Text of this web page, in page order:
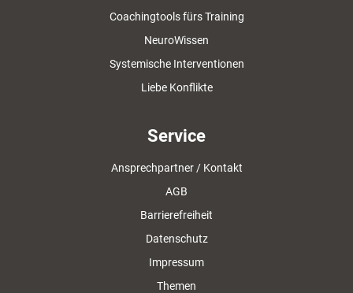
Coachingtools fürs Training
NeuroWissen
Systemische Interventionen
Liebe Konflikte
Service
Ansprechpartner / Kontakt
AGB
Barrierefreiheit
Datenschutz
Impressum
Themen